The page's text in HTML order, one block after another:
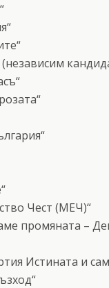
Чест (МЕЧ)“
промяната –
Истината и